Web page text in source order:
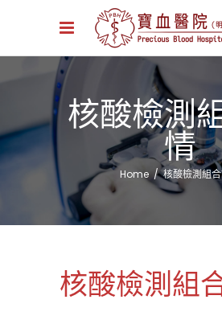
核酸檢測
情
Home/核酸檢測組
核酸檢測組